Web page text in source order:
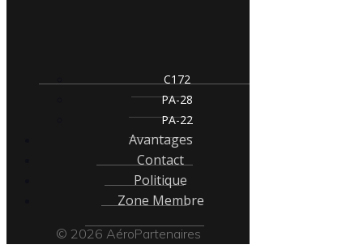
C172
PA-28
PA-22
Avantages
Contact
Politique
Zone Membre
© 2026 AéroPartenaires